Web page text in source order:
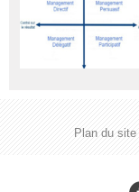
Plan du site